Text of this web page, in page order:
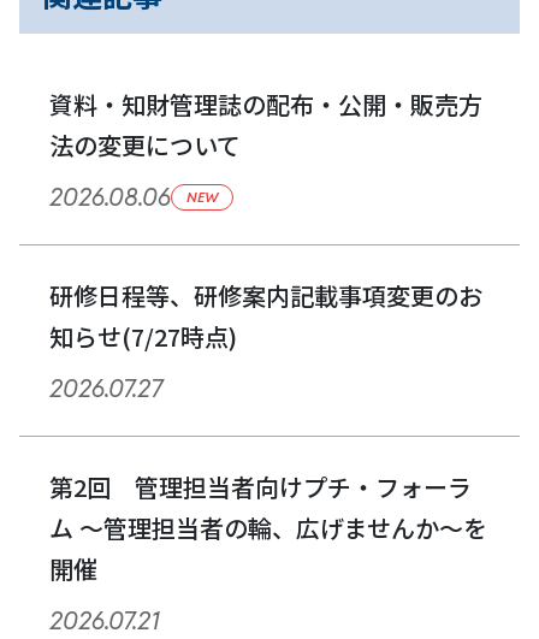
ー
資料・知財管理誌の配布・公開・販売方
法の変更について
2026.08.06 NEW
研修日程等、研修案内記載事項変更のお
知らせ(7/27時点)
2026.07.27
第2回 管理担当者向けプチ・フォーラ
ム ～管理担当者の輪、広げませんか～を
開催
2026.07.21